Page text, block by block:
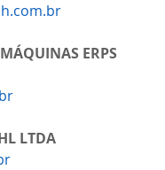
ERPS
LTDA